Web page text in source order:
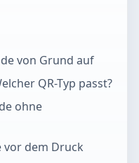
von Grund auf
QR-Typ passt?
ohne
vor dem Druck